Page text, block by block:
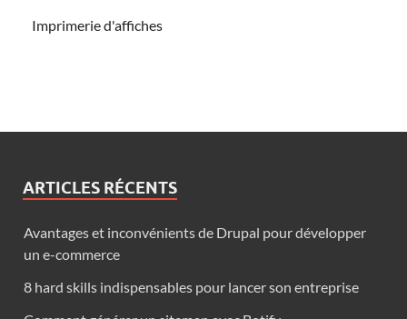
Imprimerie d'affiches
ARTICLES RÉCENTS
Avantages et inconvénients de Drupal pour développer
un e-commerce
8 hard skills indispensables pour lancer son entreprise